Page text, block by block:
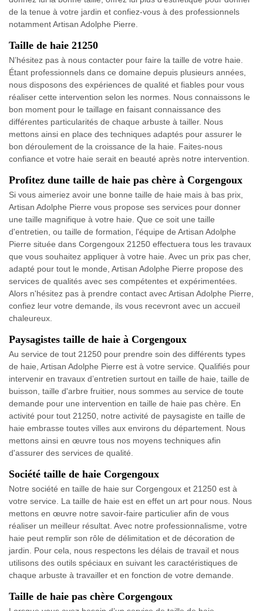
de la tenue à votre jardin et confiez-vous à des professionnels
notamment Artisan Adolphe Pierre.
Taille de haie 21250
N’hésitez pas à nous contacter pour faire la taille de votre haie.
Étant professionnels dans ce domaine depuis plusieurs années,
nous disposons des expériences de qualité et fiables pour vous
réaliser cette intervention selon les normes. Nous connaissons le
bon moment pour le taillage en faisant connaissance des
différentes particularités de chaque arbuste à tailler. Nous
mettons ainsi en place des techniques adaptés pour assurer le
bon déroulement de la croissance de la haie. Faites-nous
confiance et votre haie serait en beauté après notre intervention.
Profitez dune taille de haie pas chère à Corgengoux
Si vous aimeriez avoir une bonne taille de haie mais à bas prix,
Artisan Adolphe Pierre vous propose ses services pour donner
une taille magnifique à votre haie. Que ce soit une taille
d'entretien, ou taille de formation, l'équipe de Artisan Adolphe
Pierre située dans Corgengoux 21250 effectuera tous les travaux
que vous souhaitez appliquer à votre haie. Avec un prix pas cher,
adapté pour tout le monde, Artisan Adolphe Pierre propose des
services de qualités avec ses compétentes et expérimentées.
Alors n'hésitez pas à prendre contact avec Artisan Adolphe Pierre,
confiez leur votre demande, ils vous recevront avec un accueil
chaleureux.
Paysagistes taille de haie à Corgengoux
Au service de tout 21250 pour prendre soin des différents types
de haie, Artisan Adolphe Pierre est à votre service. Qualifiés pour
intervenir en travaux d’entretien surtout en taille de haie, taille de
buisson, taille d'arbre fruitier, nous sommes au service de toute
demande pour une intervention en taille de haie pas chère. En
activité pour tout 21250, notre activité de paysagiste en taille de
haie embrasse toutes villes aux environs du département. Nous
mettons ainsi en œuvre tous nos moyens techniques afin
d'assurer des services de qualité.
Société taille de haie Corgengoux
Notre société en taille de haie sur Corgengoux et 21250 est à
votre service. La taille de haie est en effet un art pour nous. Nous
mettons en œuvre notre savoir-faire particulier afin de vous
réaliser un meilleur résultat. Avec notre professionnalisme, votre
haie peut remplir son rôle de délimitation et de décoration de
jardin. Pour cela, nous respectons les délais de travail et nous
utilisons des outils spéciaux en suivant les caractéristiques de
chaque arbuste à travailler et en fonction de votre demande.
Taille de haie pas chère Corgengoux